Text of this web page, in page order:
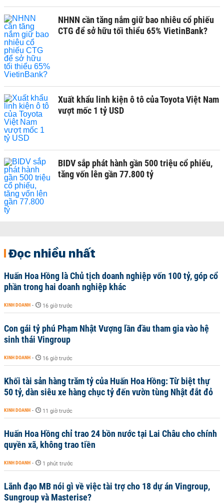
NHNN cần tăng nắm giữ bao nhiêu cổ phiếu
CTG để sở hữu tối thiểu 65% VietinBank?
Xuất khẩu linh kiện ô tô của Toyota Việt Nam
vượt mốc 1 tỷ USD
BIDV sắp phát hành gần 500 triệu cổ phiếu,
tăng vốn lên gần 77.800 tỷ
Đọc nhiều nhất
Huấn Hoa Hồng là Chủ tịch doanh nghiệp vốn 100 tỷ, góp cổ
phần trong hai doanh nghiệp khác
KINH DOANH - 16 giờ trước
Con gái tỷ phú Phạm Nhật Vượng lần đầu tham gia vào hệ
sinh thái Vingroup
KINH DOANH - 16 giờ trước
Khối tài sản hàng trăm tỷ của Huấn Hoa Hồng: Từ biệt thự
50 tỷ, dàn siêu xe hàng chục tỷ đến vườn tùng Nhật đắt đỏ
KINH DOANH - 11 giờ trước
Huấn Hoa Hồng chỉ trao 24 bồn nước tại Lai Châu cho chính
quyền xã, không trao tiền
KINH DOANH - 1 phút trước
Lãnh đạo MB nói gì về việc tài trợ cho 18 dự án Vingroup,
Sungroup và Masterise?